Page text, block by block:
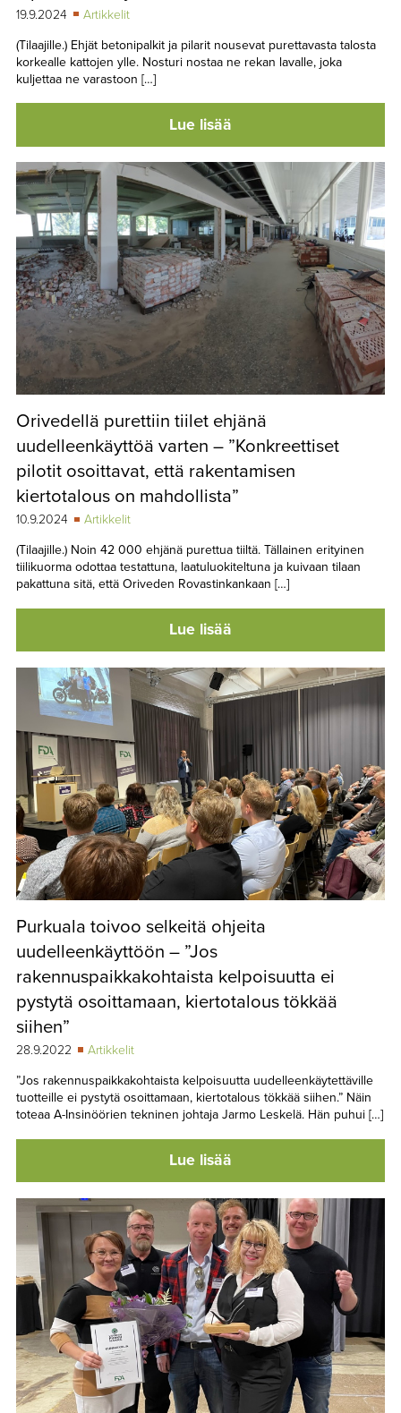
19.9.2024
Artikkelit
(Tilaajille.) Ehjät betonipalkit ja pilarit nousevat purettavasta talosta
korkealle kattojen ylle. Nosturi nostaa ne rekan lavalle, joka
kuljettaa ne varastoon […]
Lue lisää
Orivedellä purettiin tiilet ehjänä
uudelleenkäyttöä varten – ”Konkreettiset
pilotit osoittavat, että rakentamisen
kiertotalous on mahdollista”
10.9.2024
Artikkelit
(Tilaajille.) Noin 42 000 ehjänä purettua tiiltä. Tällainen erityinen
tiilikuorma odottaa testattuna, laatuluokiteltuna ja kuivaan tilaan
pakattuna sitä, että Oriveden Rovastinkankaan […]
Lue lisää
Purkuala toivoo selkeitä ohjeita
uudelleenkäyttöön – ”Jos
rakennuspaikkakohtaista kelpoisuutta ei
pystytä osoittamaan, kiertotalous tökkää
siihen”
28.9.2022
Artikkelit
”Jos rakennuspaikkakohtaista kelpoisuutta uudelleenkäytettäville
tuotteille ei pystytä osoittamaan, kiertotalous tökkää siihen.” Näin
toteaa A-Insinöörien tekninen johtaja Jarmo Leskelä. Hän puhui […]
Lue lisää